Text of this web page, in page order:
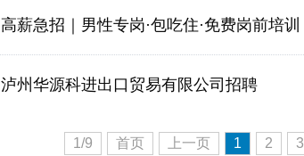
高薪急招｜男性专岗·包吃住·免费岗前培训
泸州华源科进出口贸易有限公司招聘
1/9 首页 上一页 1 2 3